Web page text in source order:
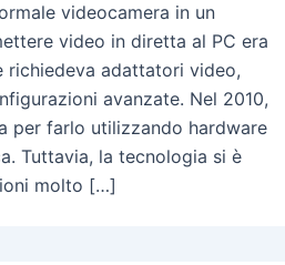
videocamera in un
video in diretta al PC era
richiedeva adattatori video,
avanzate. Nel 2010,
per farlo utilizzando hardware
Tuttavia, la tecnologia si è
molto […]